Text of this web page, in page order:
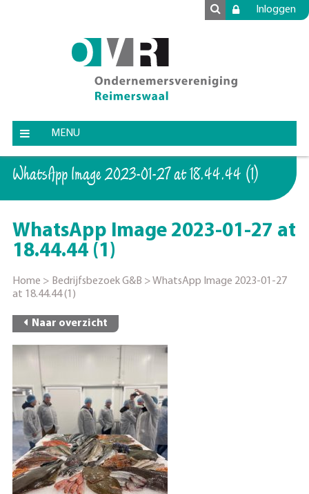
Inloggen
MENU
WhatsApp Image 2023-01-27 at 18.44.44 (1)
WhatsApp Image 2023-01-27 at
18.44.44 (1)
Home > Bedrijfsbezoek G&B >WhatsApp Image 2023-01-27
at 18.44.44 (1)
Naar overzicht